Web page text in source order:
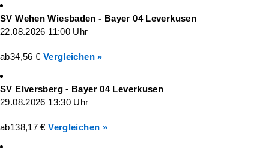
SV Wehen Wiesbaden - Bayer 04 Leverkusen
22.08.2026 11:00 Uhr
ab34,56 € Vergleichen »
SV Elversberg - Bayer 04 Leverkusen
29.08.2026 13:30 Uhr
ab138,17 €Vergleichen »